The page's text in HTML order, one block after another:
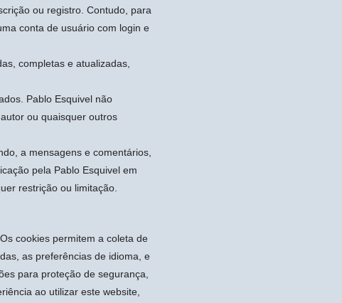
ou registro. Contudo, para
conta de usuário com login e
completas e atualizadas,
Pablo Esquivel não
ou quaisquer outros
a mensagens e comentários,
pela Pablo Esquivel em
restrição ou limitação.
cookies permitem a coleta de
as preferências de idioma, e
para proteção de segurança,
ao utilizar este website,